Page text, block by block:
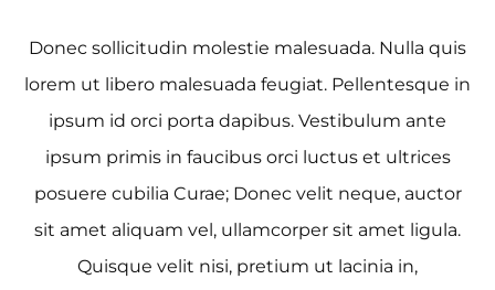
Donec sollicitudin molestie malesuada. Nulla quis
lorem ut libero malesuada feugiat. Pellentesque in
ipsum id orci porta dapibus. Vestibulum ante
ipsum primis in faucibus orci luctus et ultrices
posuere cubilia Curae; Donec velit neque, auctor
sit amet aliquam vel, ullamcorper sit amet ligula.
Quisque velit nisi, pretium ut lacinia in,